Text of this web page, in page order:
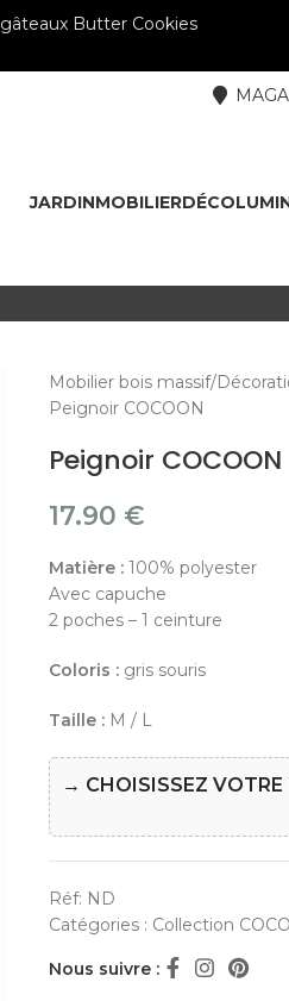
gâteaux Butter Cookies
JARDINMOBILIERDÉCO
Mobilier bois massif
Peignoir COCOON
Peignoir COCOON
17.90 €
Matière :100% polyester
Avec capuche
2 poches – 1 ceinture
Coloris :gris souris
Taille :M / L
→ CHOISISSEZ VOTRE
Réf: ND
Catégories : Collection
Nous suivre :